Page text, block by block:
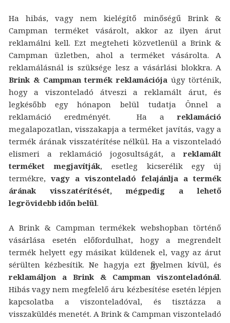
Ha hibás, vagy nem kielégítő minőségű Brink &
Campman terméket vásárolt, akkor az ilyen árut
reklamálni kell. Ezt megteheti közvetlenül a Brink &
Campman üzletben, ahol a terméket vásárolta. A
reklamálásnál is szüksége lesz a vásárlási blokkra. A
Brink & Campman termék reklamációja úgy történik,
hogy a viszonteladó átveszi a reklamált árut, és
legkésőbb egy hónapon belül tudatja Önnel a
reklamáció eredményét. Ha areklamáció
megalapozatlan, visszakapja a terméket javítás, vagy a
termék árának visszatérítése nélkül. Ha a viszonteladó
elismeri a reklamáció jogosultságát, areklamált
terméket megjavítják, esetleg kicserélik egy új
termékre, vagy a viszonteladó felajánlja a termék
árának visszatérítését, mégpedig a lehető
legrövidebb időn belül.
A Brink & Campman termékek webshopban történő
vásárlása esetén előfordulhat, hogy a megrendelt
termék helyett egy másikat küldenek el, vagy az árut
sérülten kézbesítik. Ne hagyja ezt figyelmen kívül, és
reklamáljon a Brink & Campman viszonteladónál.
Hibás vagy nem megfelelő áru kézbesítése esetén lépjen
kapcsolatba a viszonteladóval, és tisztázza a
visszaküldés menetét. A Brink & Campman viszonteladó